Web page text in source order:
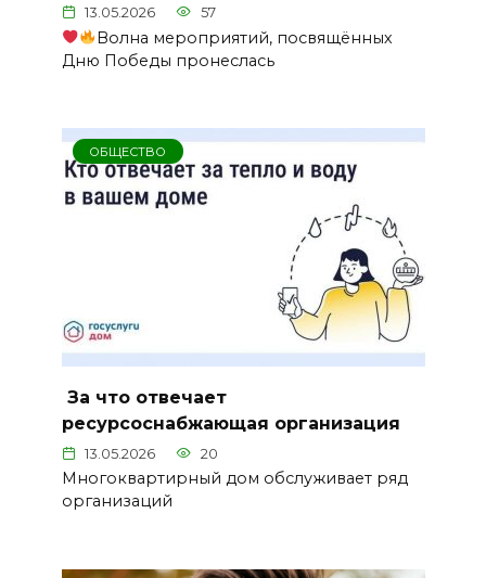
13.05.2026 57
Волна мероприятий, посвящённых
Дню Победы пронеслась
ОБЩЕСТВО
️ За что отвечает
ресурсоснабжающая организация
13.05.2026 20
Многоквартирный дом обслуживает ряд
организаций